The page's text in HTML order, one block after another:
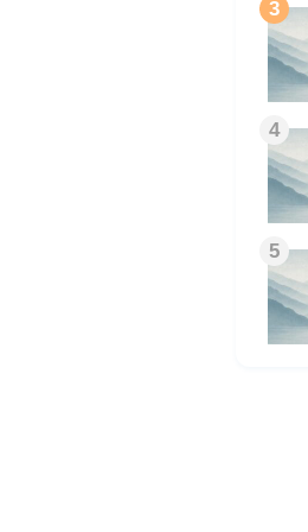
3
4
5